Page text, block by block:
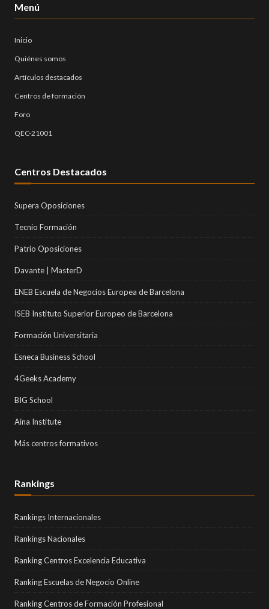
Menú
Inicio
Quiénes somos
Artículos destacados
Centros de formación
Foro
QEC-21001
Centros Destacados
Supera Oposiciones
Tecnio Formación
Patrio Oposiciones
Davante | MasterD
ENEB Escuela de Negocios Europea de Barcelona
ISEB Instituto Superior Europeo de Barcelona
Formación Universitaria
Esneca Business School
4Geeks Academy
BIG School
Aina Institute
Más centros formativos
Rankings
Rankings Internacionales
Rankings Nacionales
Ranking Centros Excelencia Educativa
Ranking Escuelas de Negocio Online
Ranking Centros de Formación Profesional